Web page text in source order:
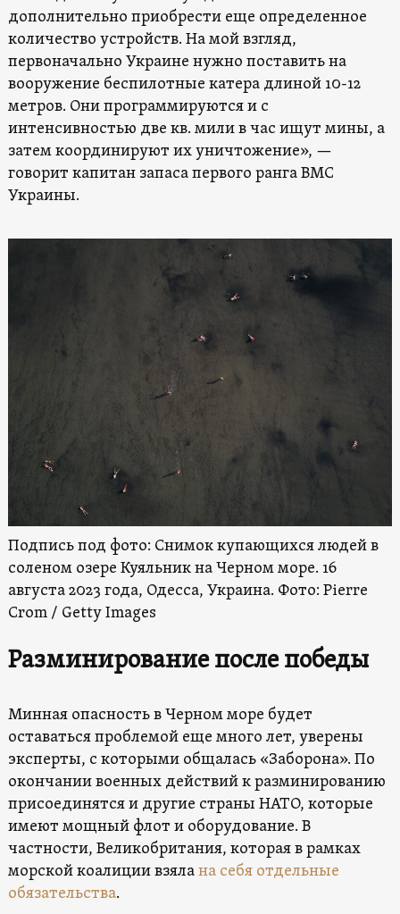
дополнительно приобрести еще определенное
количество устройств. На мой взгляд,
первоначально Украине нужно поставить на
вооружение беспилотные катера длиной 10-12
метров. Они программируются и с
интенсивностью две кв. мили в час ищут мины, а
затем координируют их уничтожение», —
говорит капитан запаса первого ранга ВМС
Украины.
Подпись под фото: Снимок купающихся людей в
соленом озере Куяльник на Черном море. 16
августа 2023 года, Одесса, Украина. Фото: Pierre
Crom / Getty Images
Разминирование после победы
Минная опасность в Черном море будет
оставаться проблемой еще много лет, уверены
эксперты, с которыми общалась «Заборона». По
окончании военных действий к разминированию
присоединятся и другие страны НАТО, которые
имеют мощный флот и оборудование. В
частности, Великобритания, которая в рамках
морской коалиции взялана себя отдельные
обязательства.